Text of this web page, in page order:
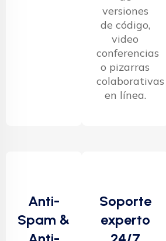
versiones
de código,
video
conferencias
o pizarras
colaborativas
en línea.
Anti-
Spam &
Soporte
experto